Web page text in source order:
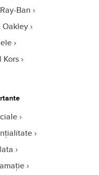
Ban
Oakley
Kors